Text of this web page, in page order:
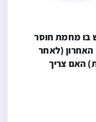
מי ששכר אולם ולא השתמש בו מחמת חוסר
נוחות שנוצרה ברגע שאחרי האחרון (לאחר